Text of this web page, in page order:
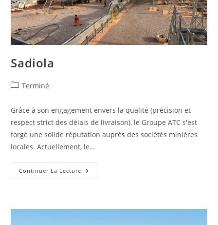
Sadiola
Terminé
Grâce à son engagement envers la qualité (précision et
respect strict des délais de livraison), le Groupe ATC s'est
forgé une solide réputation auprès des sociétés minières
locales. Actuellement, le…
Continuer La Lecture